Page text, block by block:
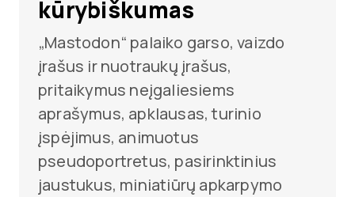
kūrybiškumas
„Mastodon“ palaiko garso, vaizdo
įrašus ir nuotraukų įrašus,
pritaikymus neįgaliesiems
aprašymus, apklausas, turinio
įspėjimus, animuotus
pseudoportretus, pasirinktinius
jaustukus, miniatiūrų apkarpymo